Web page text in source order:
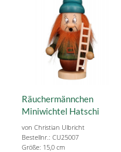
Räuchermännchen
Miniwichtel Hatschi
von Christian Ulbricht
Bestellnr.: CU25007
Größe: 15,0 cm